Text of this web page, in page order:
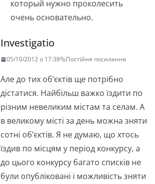
который нужно проколесить
очень основательно.
Investigatio
05/10/2012 о 17:38 Постійне посилання
Але до тих об’єктів ще потрібно
дістатися. Найбільш важко їздити по
різним невеликим містам та селам. А
в великому місті за день можна зняти
сотні об’єктів. Я не думаю, що хтось
їздив по місцям у період конкурсу, а
до цього конкурсу багато списків не
були опубліковані і можливість зняти